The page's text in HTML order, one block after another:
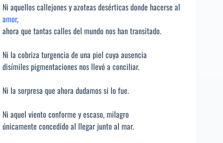
Ni aquellos callejones y azoteas desérticas donde hacerse al
amor,
ahora que tantas calles del mundo nos han transitado.
Ni la cobriza turgencia de una piel cuya ausencia
disímiles pigmentaciones nos llevó a conciliar.
Ni la sorpresa que ahora dudamos si lo fue.
Ni aquel viento conforme y escaso, milagro
únicamente concedido al llegar junto al mar.